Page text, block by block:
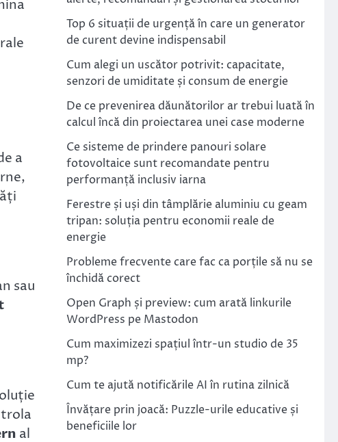
a
sau
al
Top 6 situații de urgență în care un generator
de curent devine indispensabil
Cum alegi un uscător potrivit: capacitate,
senzori de umiditate și consum de energie
De ce prevenirea dăunătorilor ar trebui luată în
calcul încă din proiectarea unei case moderne
Ce sisteme de prindere panouri solare
fotovoltaice sunt recomandate pentru
performanță inclusiv iarna
Ferestre și uși din tâmplărie aluminiu cu geam
tripan: soluția pentru economii reale de
energie
Probleme frecvente care fac ca porțile să nu se
închidă corect
Open Graph și preview: cum arată linkurile
WordPress pe Mastodon
Cum maximizezi spațiul într-un studio de 35
mp?
Cum te ajută notificările AI în rutina zilnică
Învățare prin joacă: Puzzle-urile educative și
beneficiile lor